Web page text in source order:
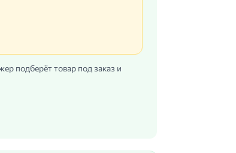
подберёт товар под заказ и